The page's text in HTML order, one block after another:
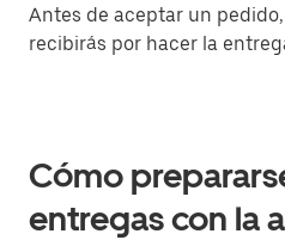
Antes de aceptar un
recibirás por hacer la
Cómo
entregas con la